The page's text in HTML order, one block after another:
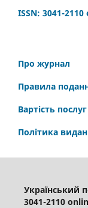
ISSN: 3041-2110
Про журнал
Правила
Вартість послуг
Політика
Український
3041-2110